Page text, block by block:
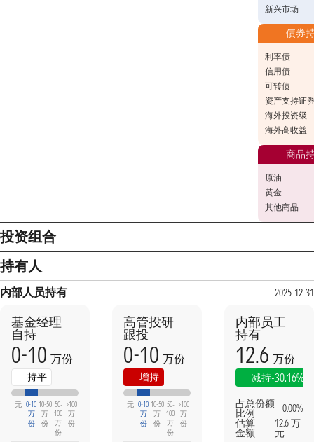
新兴市场
债券
利率债
信用债
可转债
资产支持证
海外投资级
海外高收益
商品
原油
黄金
其他商品
投资组合
持有人
内部人员持有 2025-12-31
基金经理
自持
0-10 万份
持平
无 0-10
万
份
10-50
万
份
50-
100
万
份
>100
万
份
高管投研
跟投
0-10 万份
增持
无 0-10
万
份
10-50
万
份
50-
100
万
份
>100
万
份
内部员工
持有
12.6 万份
减持-30.16%
占总份额
比例
0.00%
估算
金额
12.6 万
元